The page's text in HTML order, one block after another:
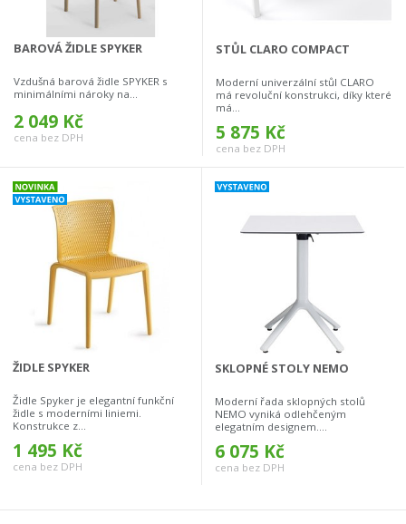
BAROVÁ ŽIDLE SPYKER
Vzdušná barová židle SPYKER s
minimálními nároky na...
2 049 Kč
cena bez DPH
STŮL CLARO COMPACT
Moderní univerzální stůl CLARO
má revoluční konstrukci, díky které
má...
5 875 Kč
cena bez DPH
ŽIDLE SPYKER
Židle Spyker je elegantní funkční
židle s moderními liniemi.
Konstrukce z...
1 495 Kč
cena bez DPH
SKLOPNÉ STOLY NEMO
Moderní řada sklopných stolů
NEMO vyniká odlehčeným
elegatním designem....
6 075 Kč
cena bez DPH